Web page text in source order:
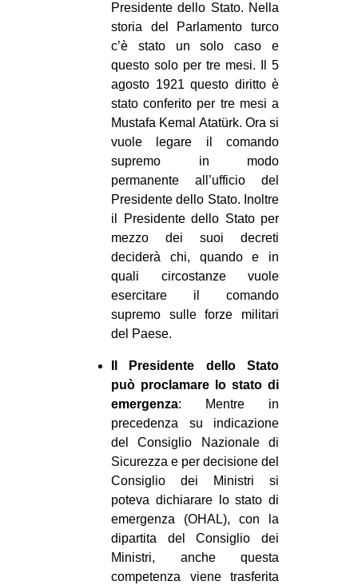
Presidente dello Stato. Nella
storia del Parlamento turco
c’è stato un solo caso e
questo solo per tre mesi. Il 5
agosto 1921 questo diritto è
stato conferito per tre mesi a
Mustafa Kemal Atatürk. Ora si
vuole legare il comando
supremo in modo
permanente all’ufficio del
Presidente dello Stato. Inoltre
il Presidente dello Stato per
mezzo dei suoi decreti
deciderà chi, quando e in
quali circostanze vuole
esercitare il comando
supremo sulle forze militari
del Paese.
Il Presidente dello Stato
può proclamare lo stato di
emergenza: Mentre in
precedenza su indicazione
del Consiglio Nazionale di
Sicurezza e per decisione del
Consiglio dei Ministri si
poteva dichiarare lo stato di
emergenza (OHAL), con la
dipartita del Consiglio dei
Ministri, anche questa
competenza viene trasferita